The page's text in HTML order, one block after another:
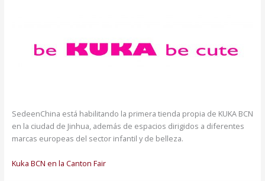
SedeenChina está habilitando la primera tienda propia de KUKA BCN
en la ciudad de Jinhua, además de espacios dirigidos a diferentes
marcas europeas del sector infantil y de belleza.
Kuka BCN en la Canton Fair